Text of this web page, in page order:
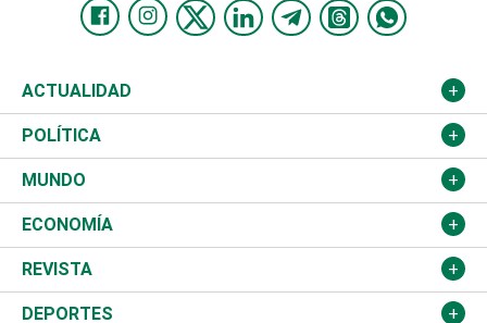
ACTUALIDAD
Nacional
Ciudad
Educación
Salud
Justicia
POLÍTICA
Partidos
JCE
TSE
Congreso Nacional
MUNDO
Estados Unidos
América Latina
Haití
ECONOMÍA
Finanzas
Turismo
REVISTA
Música
DEPORTES